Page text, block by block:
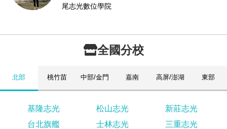
尾志光數位學院
全國分校
北部 桃竹苗 中部/金門 嘉南 高屏/澎湖 東部
基隆志光 松山志光
新莊志光
台北旗艦
士林志光
三重志光